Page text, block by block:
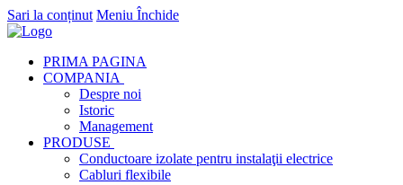
Sari la conținut Meniu Închide
PRIMA PAGINA
COMPANIA
Despre noi
Istoric
Management
PRODUSE
Conductoare izolate pentru instalaţii electrice
Cabluri flexibile